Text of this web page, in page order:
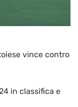
vince contro
in classifica e